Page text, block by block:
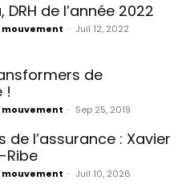
DRH de l’année 2022
mouvement - Juil 12, 2022
de
!
mouvement - Sep 25, 2019
de l’assurance : Xavier
Ribe
mouvement - Juil 10, 2026